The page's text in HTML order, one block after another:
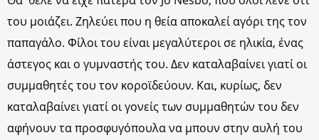
του μοιάζει. Ζηλεύει που η θεία αποκαλεί αγόρι της τον
παπαγάλο. Φίλοι του είναι μεγαλύτεροι σε ηλικία, ένας
άστεγος και ο γυμναστής του. Δεν καταλαβαίνει γιατί οι
συμμαθητές του τον κοροϊδεύουν. Και, κυρίως, δεν
καταλαβαίνει γιατί οι γονείς των συμμαθητών του δεν
αφήνουν τα προσφυγόπουλα να μπουν στην αυλή του